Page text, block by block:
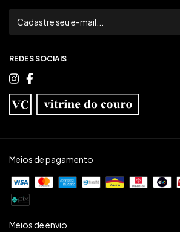
REDES SOCIAIS
Meios de pagamento
Meios de envio